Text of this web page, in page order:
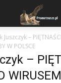
Juszczyk –
W POLSCE
–